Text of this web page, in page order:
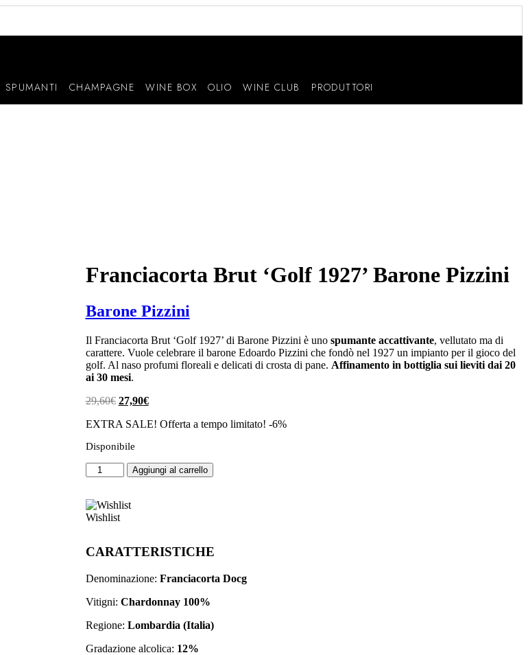
SPUMANTI CHAMPAGNE WINE BOX OLIO WINE CLUB PRODUTTORI
Franciacorta Brut ‘Golf 1927’ Barone Pizzini
Barone Pizzini
Il Franciacorta Brut ‘Golf 1927’ di Barone Pizzini è uno spumante accattivante, vellutato ma di
carattere. Vuole celebrare il barone Edoardo Pizzini che fondò nel 1927 un impianto per il gioco del
golf. Al naso profumi floreali e delicati di crosta di pane. Affinamento in bottiglia sui lieviti dai 20
ai 30 mesi.
29,60€ Il
originale
29,60€.
27,90€Il
attuale
EXTRA SALE! Offerta a tempo limitato! -6%
Disponibile
Franciacorta
Brut
1927'
Barone
Aggiungi al carrello
Wishlist
CARATTERISTICHE
Denominazione: Franciacorta Docg
Vitigni: Chardonnay 100%
Regione: Lombardia (Italia)
Gradazione alcolica: 12%